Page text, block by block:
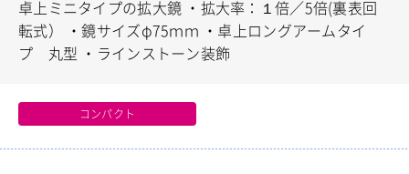
卓上ミニタイプの拡大鏡 ・拡大率：１倍／5倍(裏表回
転式）
・鏡サイズφ75ｍｍ ・卓上ロングアームタイ
プ 丸型 ・ラインストーン装飾
コンパクト